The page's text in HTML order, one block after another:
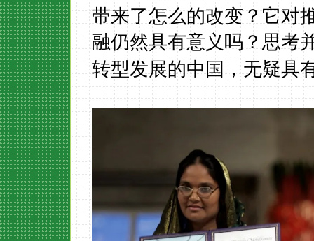
带来了怎么的改变？它对
融仍然具有意义吗？思考
转型发展的中国，无疑具